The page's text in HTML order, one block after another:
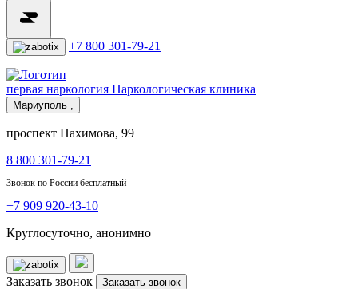
+7 800 301-79-21
первая наркология Наркологическая клиника
Мариуполь ,
проспект Нахимова, 99
8 800 301-79-21
Звонок по России бесплатный
+7 909 920-43-10
Круглосуточно, анонимно
Заказать звонок Заказать звонок